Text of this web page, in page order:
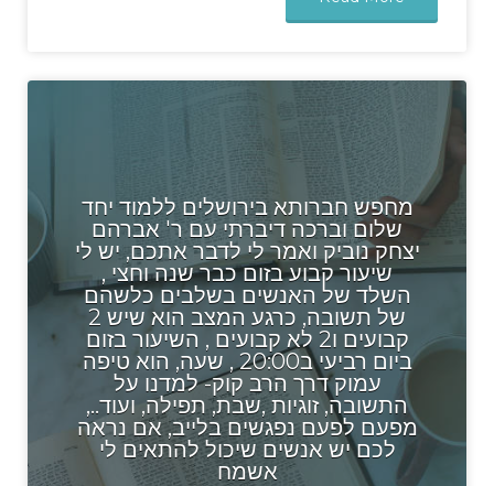
מחפש חברותא בירושלים ללמוד יחד
שלום וברכה דיברתי עם ר' אברהם
יצחק נוביק ואמר לי לדבר אתכם, יש לי
שיעור קבוע בזום כבר שנה וחצי ,
השלד של האנשים בשלבים כלשהם
של תשובה, כרגע המצב הוא שיש 2
קבועים ו2 לא קבועים , השיעור בזום
ביום רביעי ב20:00 , שעה, הוא טיפה
עמוק דרך הרב קוק- למדנו על
התשובה, זוגיות ,שבת, תפילה, ועוד..,
מפעם לפעם נפגשים בלייב, אם נראה
לכם יש אנשים שיכול להתאים לי
אשמח